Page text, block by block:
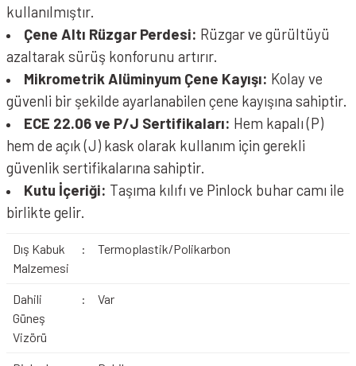
kullanılmıştır.
Çene Altı Rüzgar Perdesi: Rüzgar ve gürültüyü
azaltarak sürüş konforunu artırır.
Mikrometrik Alüminyum Çene Kayışı: Kolay ve
güvenli bir şekilde ayarlanabilen çene kayışına sahiptir.
ECE 22.06 ve P/J Sertifikaları: Hem kapalı (P)
hem de açık (J) kask olarak kullanım için gerekli
güvenlik sertifikalarına sahiptir.
Kutu İçeriği: Taşıma kılıfı ve Pinlock buhar camı ile
birlikte gelir.
Dış Kabuk
Malzemesi
: Termoplastik/Polikarbon
Dahili
Güneş
Vizörü
: Var